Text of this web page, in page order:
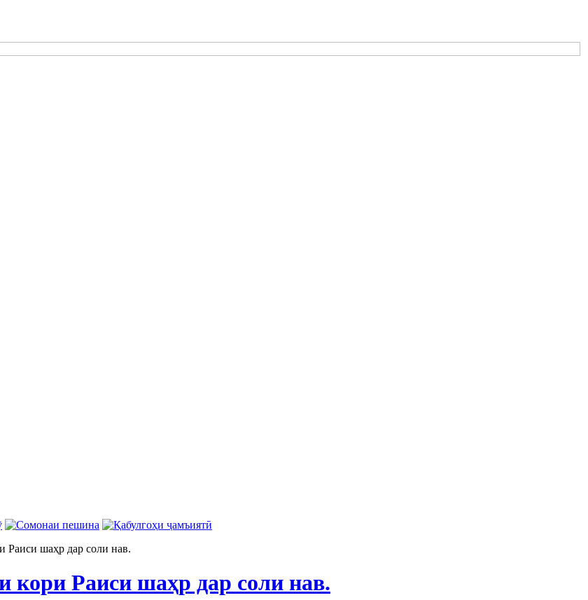
Раиси шаҳр дар соли нав.
кори Раиси шаҳр дар соли нав.